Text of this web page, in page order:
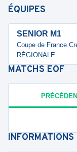
ÉQUIPES
SENIOR M1
Coupe de France
RÉGIONALE
MATCHS EOF
INFORMATIONS